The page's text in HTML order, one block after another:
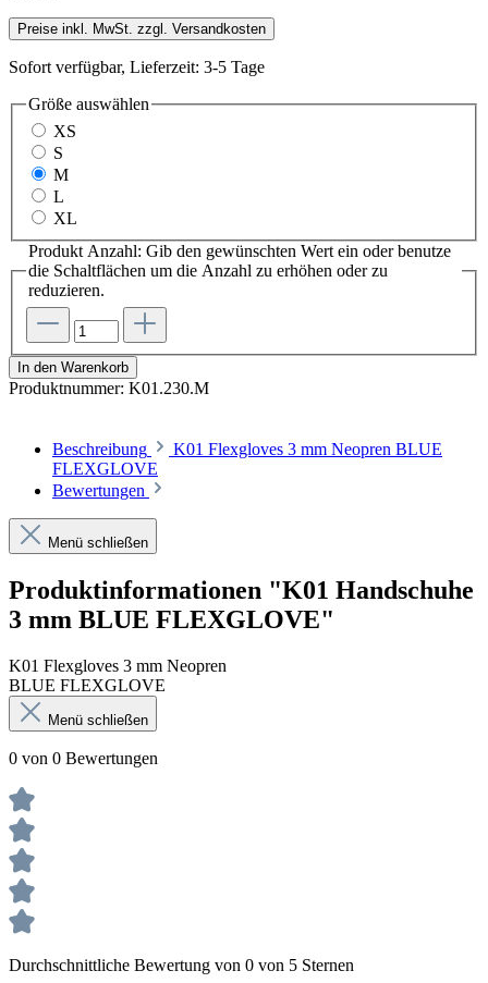
Preise inkl. MwSt. zzgl. Versandkosten
Sofort verfügbar, Lieferzeit: 3-5 Tage
Größe auswählen
XS
S
M
L
XL
Produkt Anzahl: Gib den gewünschten Wert ein oder benutze
die Schaltflächen um die Anzahl zu erhöhen oder zu
reduzieren.
In den Warenkorb
Produktnummer: K01.230.M
Beschreibung
K01 Flexgloves 3 mm Neopren BLUE
FLEXGLOVE
Bewertungen
Menü schließen
Produktinformationen "K01 Handschuhe
3 mm BLUE FLEXGLOVE"
K01 Flexgloves 3 mm Neopren
BLUE FLEXGLOVE
Menü schließen
0 von 0 Bewertungen
Durchschnittliche Bewertung von 0 von 5 Sternen